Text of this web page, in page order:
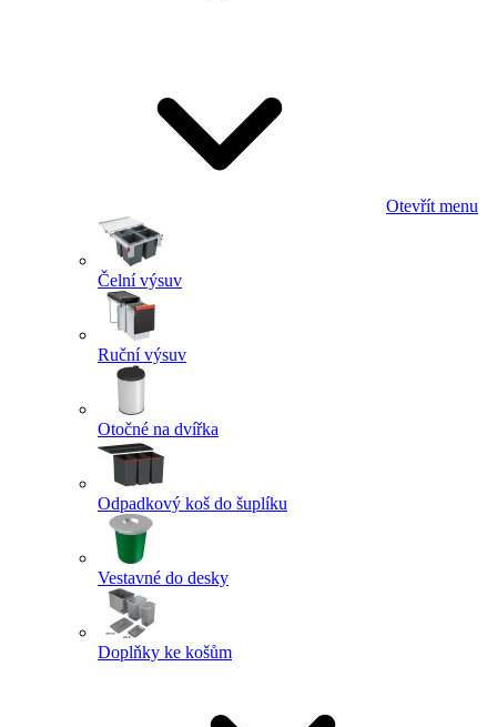
Otevřít menu
Čelní výsuv
Ruční výsuv
Otočné na dvířka
Odpadkový koš do šuplíku
Vestavné do desky
Doplňky ke košům